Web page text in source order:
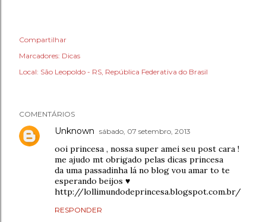
Compartilhar
Marcadores: Dicas
Local: São Leopoldo - RS, República Federativa do Brasil
COMENTÁRIOS
Unknown sábado, 07 setembro, 2013
ooi princesa , nossa super amei seu post cara !
me ajudo mt obrigado pelas dicas princesa
da uma passadinha lá no blog vou amar to te
esperando beijos ♥
http://lollimundodeprincesa.blogspot.com.br/
RESPONDER